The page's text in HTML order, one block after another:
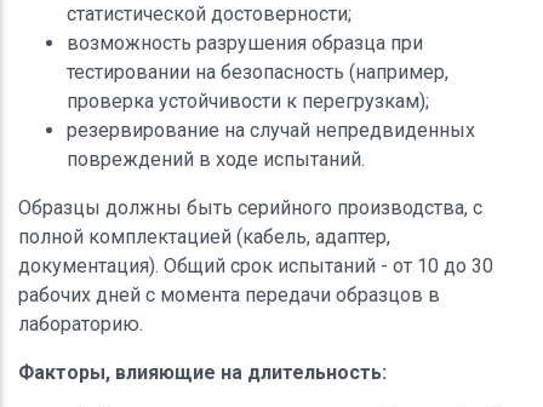
статистической достоверности;
возможность разрушения образца при
тестировании на безопасность (например,
проверка устойчивости к перегрузкам);
резервирование на случай непредвиденных
повреждений в ходе испытаний.
Образцы должны быть серийного производства, с
полной комплектацией (кабель, адаптер,
документация). Общий срок испытаний - от 10 до 30
рабочих дней с момента передачи образцов в
лабораторию.
Факторы, влияющие на длительность: